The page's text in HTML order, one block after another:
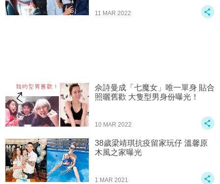
11 MAR 2022
佘詩曼成「七魔女」唯一單身 貼合
照曬舊歡 大隻型男身份曝光！
10 MAR 2022
38歲梁靖琪抗疫留家玩仔 溫馨原
木風之家曝光
1 MAR 2021